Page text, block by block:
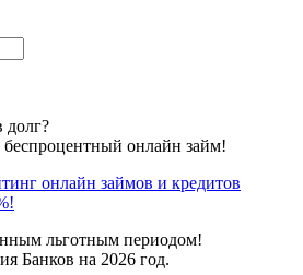
онлайн займ!
льготным периодом!
Банков на 2026 год.